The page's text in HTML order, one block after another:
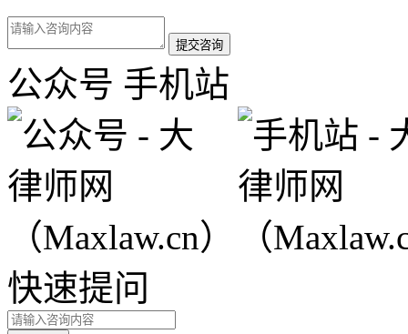
公众号 手机站
快速提问